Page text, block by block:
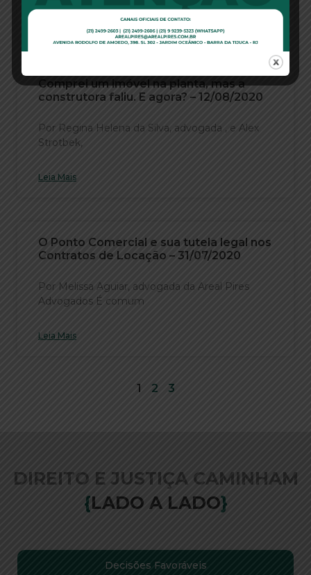
Comprei um imóvel na planta, mas a
construtora faliu. E agora? – 12/08/2020
Por Regina Helena da Silva, advogada , e Alex
Strotbek,
Leia Mais
O Ponto Comercial e sua tutela legal nos
Contratos de Locação – 31/07/2020
Por Melissa Aguiar, advogada da Areal Pires
Advogados É comum
Leia Mais
1 2 3
DIREITO E JUSTIÇA CAMINHAM
{LADO A LADO}
Decisões Favoráveis